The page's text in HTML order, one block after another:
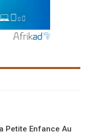
Petite Enfance Au